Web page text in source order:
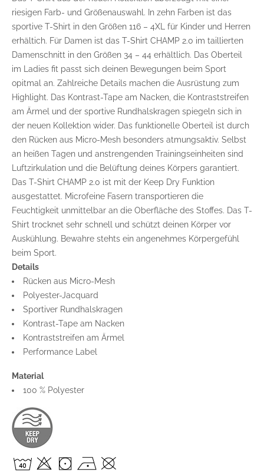
riesigen Farb- und Größenauswahl. In zehn Farben ist das
sportive T-Shirt in den Größen 116 – 4XL für Kinder und Herren
erhältich. Für Damen ist das T-Shirt CHAMP 2.0 im taillierten
Damenschnitt in den Größen 34 – 44 erhältlich. Das Oberteil
im Ladies fit passt sich deinen Bewegungen beim Sport
opitmal an. Zahlreiche Details machen die Ausrüstung zum
Highlight. Das Kontrast-Tape am Nacken, die Kontraststreifen
am Ärmel und der sportive Rundhalskragen spiegeln sich in
der neuen Kollektion wider. Das funktionelle Oberteil ist durch
den Rücken aus Micro-Mesh besonders atmungsaktiv. Selbst
an heißen Tagen und anstrengenden Trainingseinheiten sind
Luftzirkulation und die Belüftung deines Körpers garantiert.
Das T-Shirt CHAMP 2.0 ist mit der Keep Dry Funktion
ausgestattet. Microfeine Fasern transportieren die
Feuchtigkeit unmittelbar an die Oberfläche des Stoffes. Das T-
Shirt trocknet sehr schnell und schützt deinen Körper vor
Auskühlung. Bewahre stehts ein angenehmes Körpergefühl
beim Sport.
Details
Rücken aus Micro-Mesh
Polyester-Jacquard
Sportiver Rundhalskragen
Kontrast-Tape am Nacken
Kontraststreifen am Ärmel
Performance Label
Material
100 % Polyester